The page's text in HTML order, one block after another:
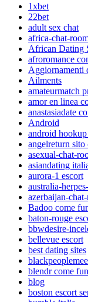
1xbet
22bet
adult sex chat
africa-chat-
African Dating
afroromance
Aggiornamenti
Ailments
amateurmatch
amor en linea
anastasiadate
Android
android hookup
angelreturn
asexual-chat-
asiandating
aurora-1 escort
australia-
azerbaijan-
Badoo come
baton-rouge
bbwdesire-
bellevue escort
best dating sites
blendr come
blog
boston escort